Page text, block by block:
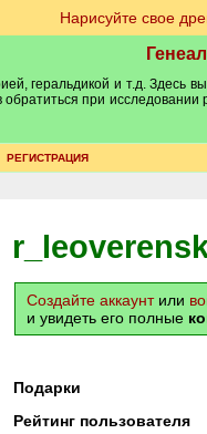
Нарисуйте свое
геральдикой и т.д. Здесь
при
РЕГИСТРАЦИЯ
Создайте аккаунтили
и увидеть его полные
Подарки
Рейтинг пользователя